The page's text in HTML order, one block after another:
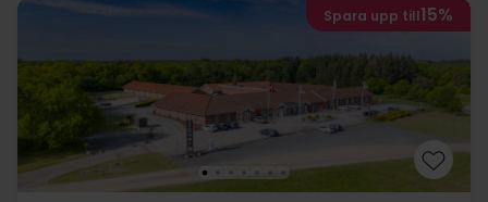
Spara upp till15%